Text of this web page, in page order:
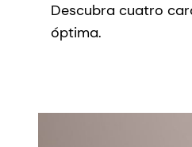
Descubra cuatro
óptima.